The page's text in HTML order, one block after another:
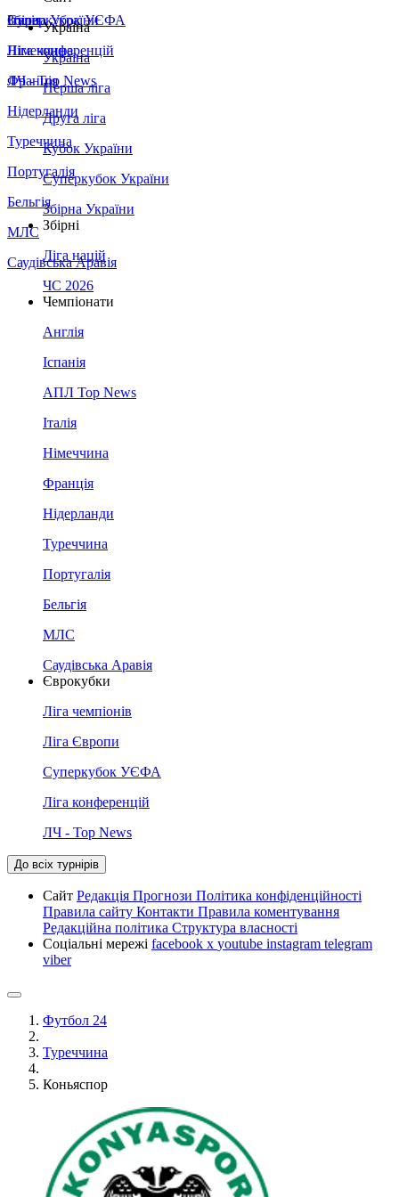
Збірна України
Італія
Німеччина
Франція
Нідерланди
Туреччина
Португалія
Бельгія
МЛС
Саудівська Аравія
Суперкубок УЄФА
Ліга конференцій
ЛЧ - Top News
Україна
Україна
Перша ліга
Друга ліга
Кубок України
Суперкубок України
Збірна України
Збірні
Ліга націй
ЧС 2026
Чемпіонати
Англія
Іспанія
АПЛ Top News
Італія
Німеччина
Франція
Нідерланди
Туреччина
Португалія
Бельгія
МЛС
Саудівська Аравія
Єврокубки
Ліга чемпіонів
Ліга Європи
Суперкубок УЄФА
Ліга конференцій
ЛЧ - Top News
До всіх турнірів
Сайт Редакція Прогнози Політика конфіденційності
Правила сайту Контакти Правила коментування
Редакційна політика Структура власності
Соціальні мережі facebook x youtube instagram telegram
viber
Футбол 24
Туреччина
Коньяспор